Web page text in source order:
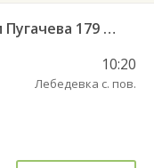
Саратов АВ Центральный ул им Пугачева 179 А — Красный Кут (ул Рабочая 125 А) 622
10:20
Лебедевка с. пов.